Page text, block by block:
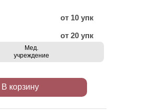
от 10 упк
от 20 упк
Мед.
учреждение
В корзину